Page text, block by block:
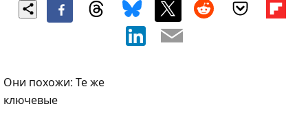
Они похожи: Те же
ключевые